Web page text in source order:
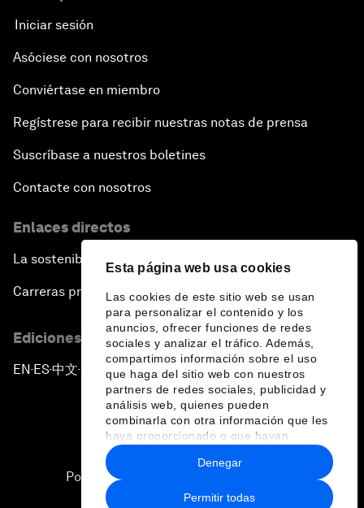
Esta página web usa cookies
Las cookies de este sitio web se usan
para personalizar el contenido y los
anuncios, ofrecer funciones de redes
sociales y analizar el tráfico. Además,
compartimos información sobre el uso
que haga del sitio web con nuestros
partners de redes sociales, publicidad y
análisis web, quienes pueden
combinarla con otra información que les
haya proporcionado o que hayan
recopilado a partir del uso que haya
hecho de sus servicios.
Permitir todas
Denegar
Iniciar sesión
Asóciese con nosotros
Conviértase en miembro
Regístrese para recibir nuestras notas de prensa
Suscríbase a nuestros boletines
Contacte con nosotros
Enlaces directos
La sostenibilidad en el Foro
Carreras profesionales
Ediciones en otros idiomas
EN ▪ES▪中文▪ 日本語
Política de privacidad y normas de uso